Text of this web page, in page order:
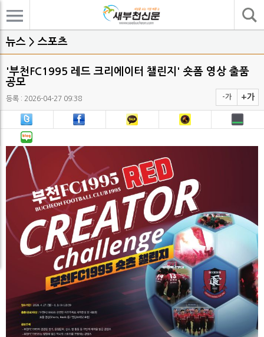
뉴스 > 스포츠
'부천FC1995 레드 크리에이터 챌린지' 숏폼 영상 출품
공모
등록 : 2026-04-27 09:38 -가 +가